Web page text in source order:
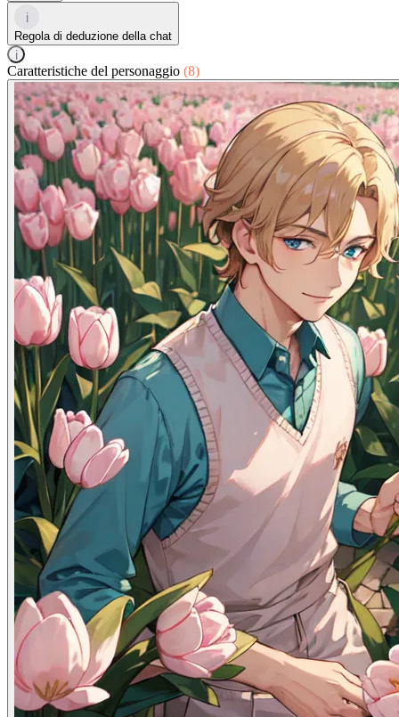
i
Regola di deduzione della chat
i
Caratteristiche del personaggio (8)